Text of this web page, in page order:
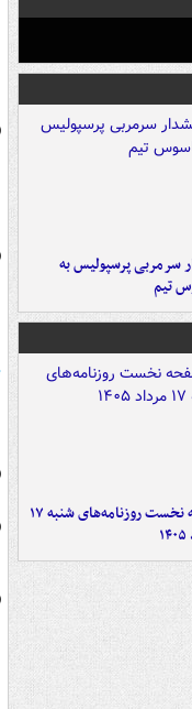
سرمربی پرسپولیس به
تیم
صفحه نخست روزنامه‌های شنبه ۱۷